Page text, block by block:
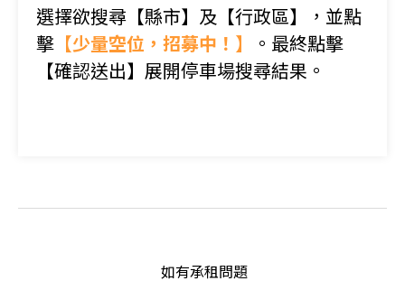
選擇欲搜尋 【縣市】及【行政區】
，並點
擊 【少量空位，招募中！】
。最終點擊
【確認送出】 展開停車場搜尋結果。
如有承租問題